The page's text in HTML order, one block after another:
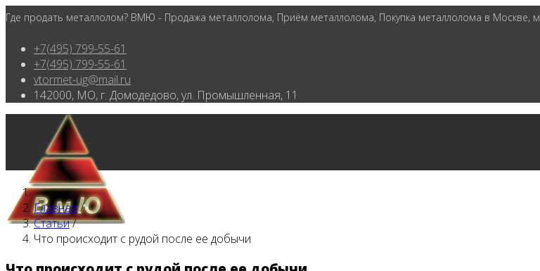
Где продать металлолом? ВМЮ - Продажа металлолома, Приём металлолома, Покупка металлолома в Москве,
+7(495) 799-55-61
+7(495) 799-55-61
vtormet-ug@mail.ru
142000, МО, г. Домодедово, ул. Промышленная, 11
Главная/
Статьи/
Что происходит с рудой после ее добычи